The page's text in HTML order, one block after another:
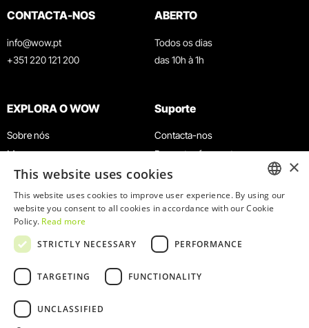
CONTACTA-NOS
info@wow.pt
+351 220 121 200
ABERTO
Todos os dias
das 10h à 1h
EXPLORA O WOW
Sobre nós
Museus
Agenda
Notícias
Restaurantes
Cartão WOW
Grupos e Eventos
Serviço Educativo
Suporte
Contacta-nos
Perguntas frequentes
Termos e Condições
Política de privacidade e cookies
Trabalha connosco
Livro de reclamações
ENGLISH
×
This website uses cookies
This website uses cookies to improve user experience. By using our
website you consent to all cookies in accordance with our Cookie
Policy. Read more
STRICTLY NECESSARY
PERFORMANCE
TARGETING FUNCTIONALITY
UNCLASSIFIED